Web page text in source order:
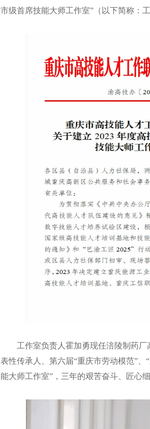
市级首席技能大师工作室”（以下简称：
工作室负责人霍加勇现任涪陵制药
表性传承人、第六届“重庆市劳动模范”、
能大师工作室”，三年的艰苦奋斗、匠心